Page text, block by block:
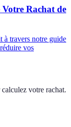
Rachat de
à travers notre guide
vos
calculez votre rachat.